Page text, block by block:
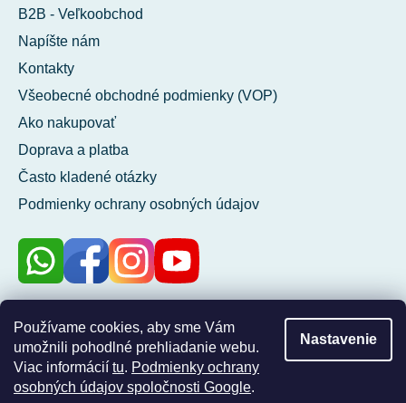
Používame cookies, aby sme Vám
umožnili pohodlné prehliadanie webu.
Viac informácií tu. Podmienky ochrany
osobných údajov spoločnosti Google.
Nastavenie
B2B - Veľkoobchod
Napíšte nám
Kontakty
Všeobecné obchodné podmienky (VOP)
Ako nakupovať
Doprava a platba
Často kladené otázky
Podmienky ochrany osobných údajov
100 %
zákazníkov nás
odporúča